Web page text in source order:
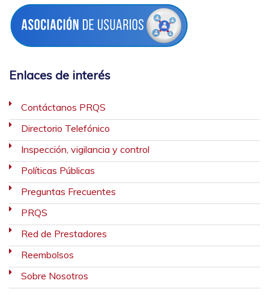
Enlaces de interés
Contáctanos PRQS
Directorio Telefónico
Inspección, vigilancia y control
Políticas Públicas
Preguntas Frecuentes
PRQS
Red de Prestadores
Reembolsos
Sobre Nosotros